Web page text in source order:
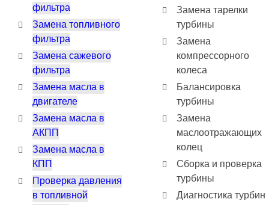
фильтра
Замена топливного
фильтра
Замена сажевого
фильтра
Замена масла в
двигателе
Замена масла в
АКПП
Замена масла в
КПП
Проверка давления
в топливной
Замена тарелки
турбины
Замена
компрессорного
колеса
Балансировка
турбины
Замена
маслоотражающих
колец
Сборка и проверка
турбины
Диагностика турбин